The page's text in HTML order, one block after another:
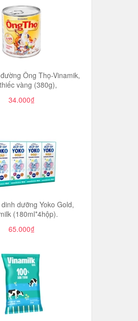
Ông Thọ-Vinamik,
vàng (380g),
34.000₫
dưỡng Yoko Gold,
(180ml*4hộp).
65.000₫